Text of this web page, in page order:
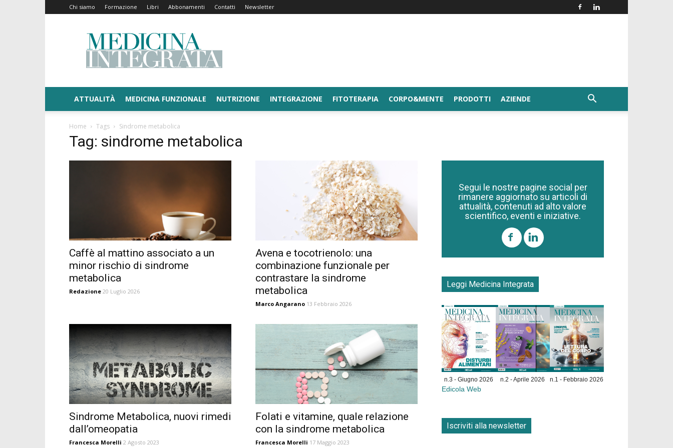
Chi siamo Formazione Libri Abbonamenti Contatti Newsletter
Medicina
Integrata
ATTUALITÀ MEDICINA FUNZIONALE NUTRIZIONE INTEGRAZIONE FITOTERAPIA CORPO&MENTE PRODOTTI AZIENDE
Home Tags Sindrome metabolica
Tag: sindrome metabolica
Caffè al mattino associato a un
minor rischio di sindrome
metabolica
Redazione 20 Luglio 2026
Avena e tocotrienolo: una
combinazione funzionale per
contrastare la sindrome
metabolica
Marco Angarano 13 Febbraio 2026
Sindrome Metabolica, nuovi rimedi
dall’omeopatia
Francesca Morelli 2 Agosto 2023
Folati e vitamine, quale relazione
con la sindrome metabolica
Francesca Morelli 17 Maggio 2023
Segui le nostre pagine social per
rimanere aggiornato su articoli di
attualità, contenuti ad alto valore
scientifico, eventi e iniziative.
Leggi Medicina Integrata
n.3 - Giugno 2026 n.2 - Aprile 2026 n.1 - Febbraio 2026
Edicola Web
Iscriviti alla newsletter